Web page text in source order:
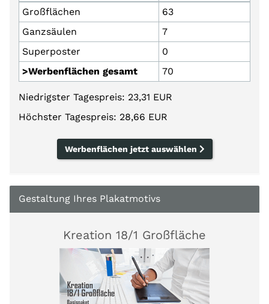
Großflächen
63
Ganzsäulen
7
Superposter
0
>Werbenflächen gesamt
70
Niedrigster Tagespreis: 23,31 EUR
Höchster Tagespreis: 28,66 EUR
Werbenflächen jetzt auswählen
Gestaltung Ihres Plakatmotivs
Kreation 18/1 Großfläche